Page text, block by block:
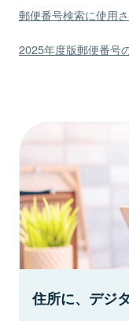
郵便番号検索に使用
2025年度版郵便番号
住所に、デジ